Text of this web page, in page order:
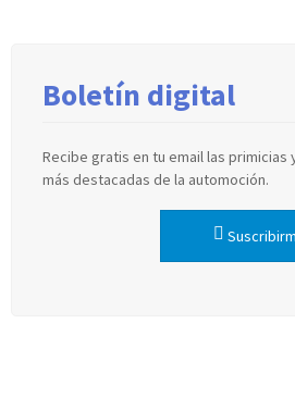
Boletín digital
Recibe gratis en tu email las primicias
más destacadas de la automoción.